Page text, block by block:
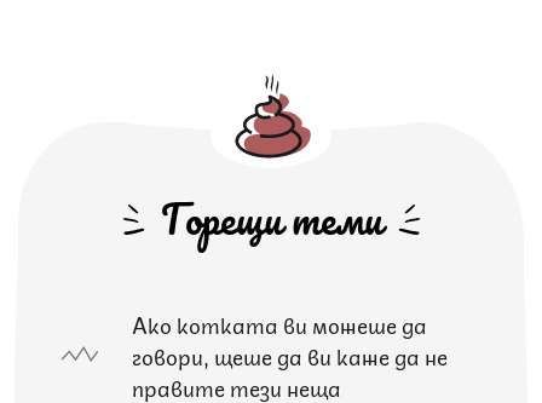
Горещи теми
Ако котката ви можеше да
говори, щеше да ви каже да не
правите тези неща